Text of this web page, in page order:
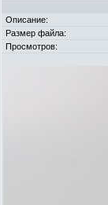
Описание:
Размер файла:
Просмотров: